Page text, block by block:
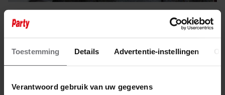
Toestemming Details Advertentie-instellingen
Verantwoord gebruik van uw gegevens
VOORJAAR VOL VERDRIET:
TRANEN OM ROB & RON